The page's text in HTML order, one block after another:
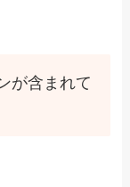
が含まれて